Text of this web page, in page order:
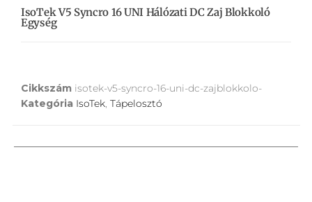
IsoTek V5 Syncro 16 UNI Hálózati DC Zaj Blokkoló
Egység
Cikkszám isotek-v5-syncro-16-uni-dc-zajblokkolo-
Kategória IsoTek, Tápelosztó